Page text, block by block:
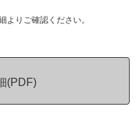
よりご確認ください。
(PDF)